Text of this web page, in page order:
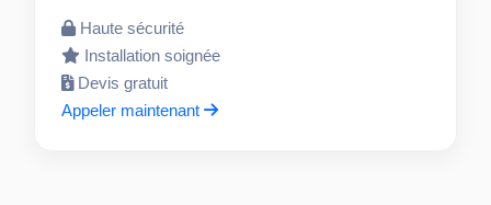
Haute sécurité
Installation soignée
Devis gratuit
Appeler maintenant